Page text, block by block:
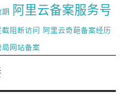
期 阿里云备案服务号
阻断访问 阿里云奇葩备案经历
局网站备案